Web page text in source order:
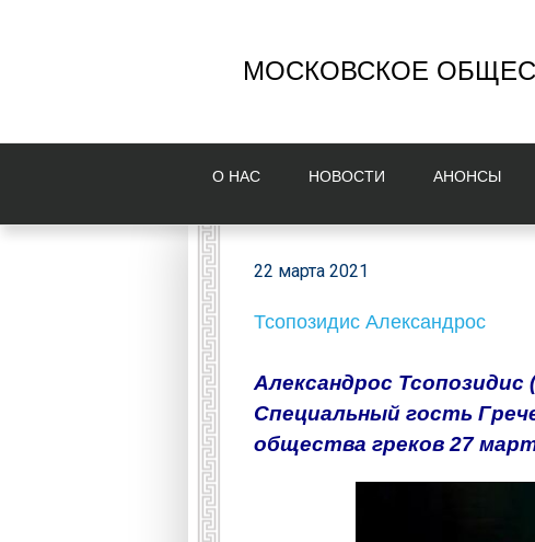
МОСКОВСКОЕ
О НAС НОВОСТИ AНОНСЫ
22 марта 2021
Тсопозидис Александрос
Александрос Тсопозидис (
Специальный гость
общества греков 27